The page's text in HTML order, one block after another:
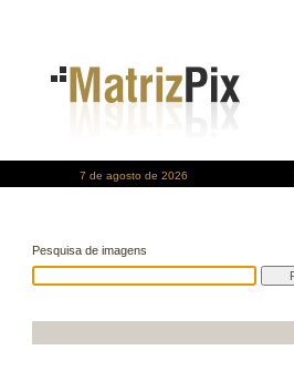
7 de agosto de 2026
Pesquisa de imagens